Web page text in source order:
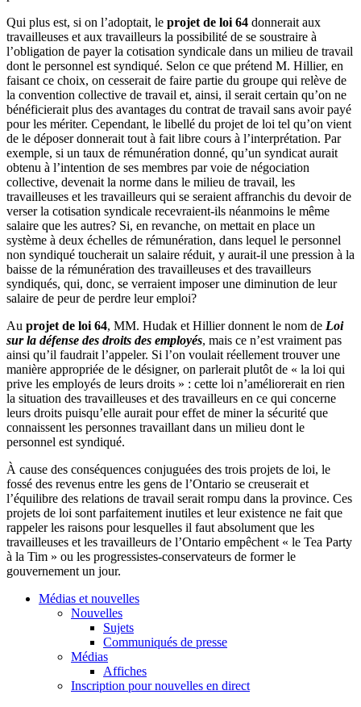
Qui plus est, si on l’adoptait, le projet de loi 64 donnerait aux
travailleuses et aux travailleurs la possibilité de se soustraire à
l’obligation de payer la cotisation syndicale dans un milieu de travail
dont le personnel est syndiqué. Selon ce que prétend M. Hillier, en
faisant ce choix, on cesserait de faire partie du groupe qui relève de
la convention collective de travail et, ainsi, il serait certain qu’on ne
bénéficierait plus des avantages du contrat de travail sans avoir payé
pour les mériter. Cependant, le libellé du projet de loi tel qu’on vient
de le déposer donnerait tout à fait libre cours à l’interprétation. Par
exemple, si un taux de rémunération donné, qu’un syndicat aurait
obtenu à l’intention de ses membres par voie de négociation
collective, devenait la norme dans le milieu de travail, les
travailleuses et les travailleurs qui se seraient affranchis du devoir de
verser la cotisation syndicale recevraient-ils néanmoins le même
salaire que les autres? Si, en revanche, on mettait en place un
système à deux échelles de rémunération, dans lequel le personnel
non syndiqué toucherait un salaire réduit, y aurait-il une pression à la
baisse de la rémunération des travailleuses et des travailleurs
syndiqués, qui, donc, se verraient imposer une diminution de leur
salaire de peur de perdre leur emploi?
Au projet de loi 64, MM. Hudak et Hillier donnent le nom de Loi
sur la défense des droits des employés, mais ce n’est vraiment pas
ainsi qu’il faudrait l’appeler. Si l’on voulait réellement trouver une
manière appropriée de le désigner, on parlerait plutôt de « la loi qui
prive les employés de leurs droits » : cette loi n’améliorerait en rien
la situation des travailleuses et des travailleurs en ce qui concerne
leurs droits puisqu’elle aurait pour effet de miner la sécurité que
connaissent les personnes travaillant dans un milieu dont le
personnel est syndiqué.
À cause des conséquences conjuguées des trois projets de loi, le
fossé des revenus entre les gens de l’Ontario se creuserait et
l’équilibre des relations de travail serait rompu dans la province. Ces
projets de loi sont parfaitement inutiles et leur existence ne fait que
rappeler les raisons pour lesquelles il faut absolument que les
travailleuses et les travailleurs de l’Ontario empêchent « le Tea Party
à la Tim » ou les progressistes-conservateurs de former le
gouvernement un jour.
Médias et nouvelles
Nouvelles
Sujets
Communiqués de presse
Médias
Affiches
Inscription pour nouvelles en direct